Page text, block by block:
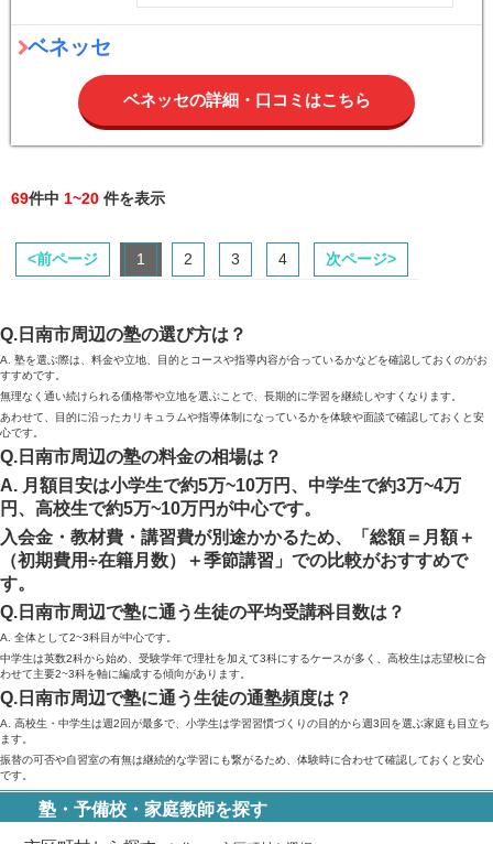
ベネッセ
ベネッセの詳細・口コミはこちら
69件中 1~20 件を表示
<前ページ 1 2 3 4 次ページ>
Q.日南市周辺の塾の選び方は？
A. 塾を選ぶ際は、料金や立地、目的とコースや指導内容が合っているかなどを確認しておくのがお
すすめです。
無理なく通い続けられる価格帯や立地を選ぶことで、長期的に学習を継続しやすくなります。
あわせて、目的に沿ったカリキュラムや指導体制になっているかを体験や面談で確認しておくと安
心です。
Q.日南市周辺の塾の料金の相場は？
A. 月額目安は小学生で約5万~10万円、中学生で約3万~4万
円、高校生で約5万~10万円が中心です。
入会金・教材費・講習費が別途かかるため、「総額＝月額＋
（初期費用÷在籍月数）＋季節講習」での比較がおすすめで
す。
Q.日南市周辺で塾に通う生徒の平均受講科目数は？
A. 全体として2~3科目が中心です。
中学生は英数2科から始め、受験学年で理社を加えて3科にするケースが多く、高校生は志望校に合
わせて主要2~3科を軸に編成する傾向があります。
Q.日南市周辺で塾に通う生徒の通塾頻度は？
A. 高校生・中学生は週2回が最多で、小学生は学習習慣づくりの目的から週3回を選ぶ家庭も目立ち
ます。
振替の可否や自習室の有無は継続的な学習にも繋がるため、体験時に合わせて確認しておくと安心
です。
塾・予備校・家庭教師を探す